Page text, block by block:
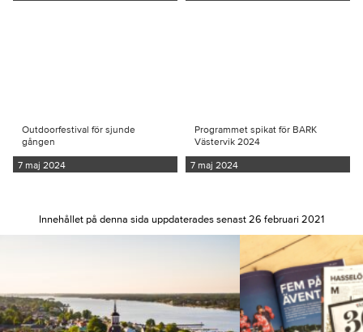
Outdoorfestival för sjunde
gången
7 maj 2024
Programmet spikat för BARK
Västervik 2024
7 maj 2024
Innehållet på denna sida uppdaterades senast 26 februari 2021